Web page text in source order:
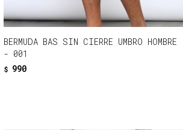
BERMUDA BAS SIN CIERRE UMBRO HOMBRE
- 001
$ 990